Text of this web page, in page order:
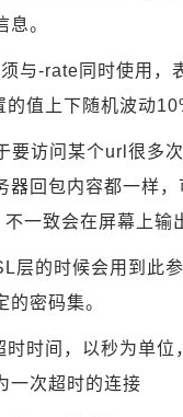
息。
与-rate同时使用，
值上下随机波动
要访问某个url很多
器回包内容都一样，
一致会在屏幕上输
层的时候会用到此
的密码集。
时间，以秒为单位
一次超时的连接